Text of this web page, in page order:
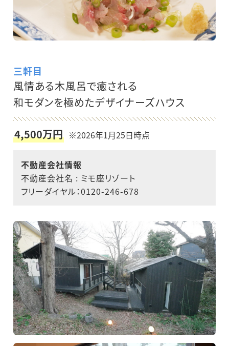
三軒目
風情ある木風呂で癒される
和モダンを極めたデザイナーズハウス
4,500万円 ※2026年1月25日時点
不動産会社情報
不動産会社名 : ミモ座リゾート
フリーダイヤル：0120-246-678